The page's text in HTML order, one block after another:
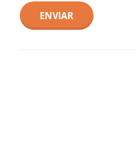
ENVIAR